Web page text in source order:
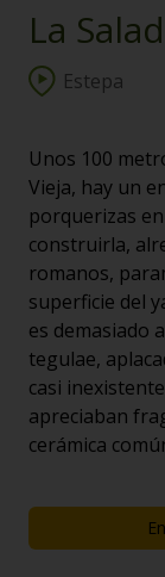
La
Estepa
Unos 100
Vieja, hay un
porquerizas
construirla,
romanos,
superficie del
es demasiado
tegulae,
casi
apreciaban
cerámica